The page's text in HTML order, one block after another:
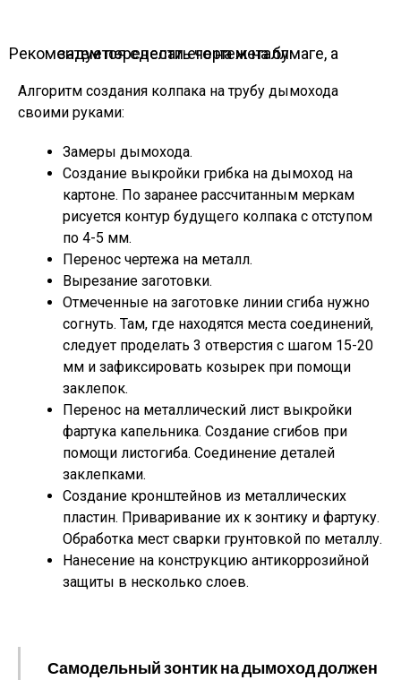
Рекомендуется сделать чертеж на бумаге, а затем перенести его на металл
Алгоритм создания колпака на трубу дымохода
своими руками:
Замеры дымохода.
Создание выкройки грибка на дымоход на
картоне. По заранее рассчитанным меркам
рисуется контур будущего колпака с отступом
по 4-5 мм.
Перенос чертежа на металл.
Вырезание заготовки.
Отмеченные на заготовке линии сгиба нужно
согнуть. Там, где находятся места соединений,
следует проделать 3 отверстия с шагом 15-20
мм и зафиксировать козырек при помощи
заклепок.
Перенос на металлический лист выкройки
фартука капельника. Создание сгибов при
помощи листогиба. Соединение деталей
заклепками.
Создание кронштейнов из металлических
пластин. Приваривание их к зонтику и фартуку.
Обработка мест сварки грунтовкой по металлу.
Нанесение на конструкцию антикоррозийной
защиты в несколько слоев.
Самодельный зонтик на дымоход должен